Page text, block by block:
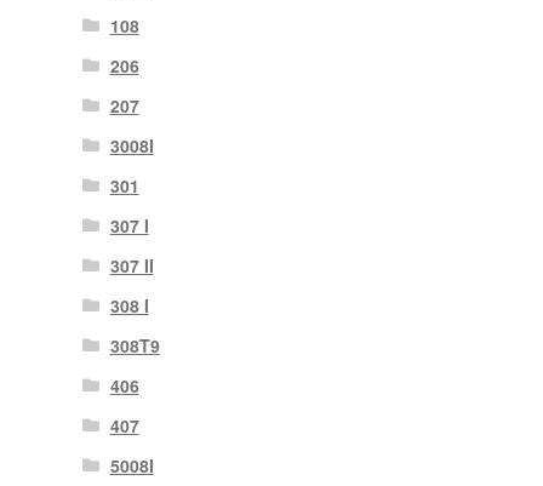
108
206
207
3008I
301
307 I
307 II
308 I
308T9
406
407
5008I